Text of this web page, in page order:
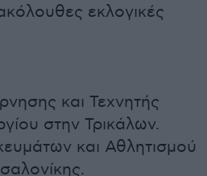
εκλογικές
και Τεχνητής
στην Τρικάλων.
και Αθλητισμού